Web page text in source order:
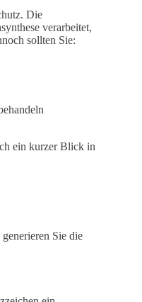
Die
verarbeitet,
sollten Sie:
ein kurzer Blick in
Sie die